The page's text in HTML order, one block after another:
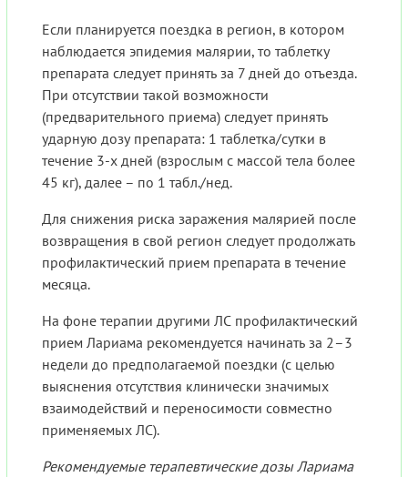
Если планируется поездка в регион, в котором
наблюдается эпидемия малярии, то таблетку
препарата следует принять за 7 дней до отъезда.
При отсутствии такой возможности
(предварительного приема) следует принять
ударную дозу препарата: 1 таблетка/сутки в
течение 3-х дней (взрослым с массой тела более
45 кг), далее – по 1 табл./нед.
Для снижения риска заражения малярией после
возвращения в свой регион следует продолжать
профилактический прием препарата в течение
месяца.
На фоне терапии другими ЛС профилактический
прием Лариама рекомендуется начинать за 2–3
недели до предполагаемой поездки (с целью
выяснения отсутствия клинически значимых
взаимодействий и переносимости совместно
применяемых ЛС).
Рекомендуемые терапевтические дозы Лариама